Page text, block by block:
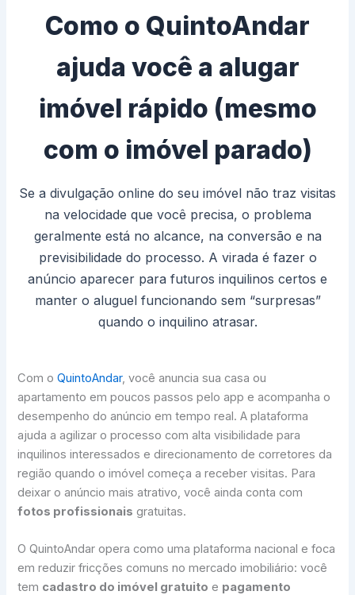
Como o QuintoAndar
ajuda você a alugar
imóvel rápido (mesmo
com o imóvel parado)
Se a divulgação online do seu imóvel não traz visitas
na velocidade que você precisa, o problema
geralmente está no alcance, na conversão e na
previsibilidade do processo. A virada é fazer o
anúncio aparecer para futuros inquilinos certos e
manter o aluguel funcionando sem “surpresas”
quando o inquilino atrasar.
Com oQuintoAndar, você anuncia sua casa ou
apartamento em poucos passos pelo app e acompanha o
desempenho do anúncio em tempo real. A plataforma
ajuda a agilizar o processo com alta visibilidade para
inquilinos interessados e direcionamento de corretores da
região quando o imóvel começa a receber visitas. Para
deixar o anúncio mais atrativo, você ainda conta com
fotos profissionais gratuitas.
O QuintoAndar opera como uma plataforma nacional e foca
em reduzir fricções comuns no mercado imobiliário: você
tem cadastro do imóvel gratuito e pagamento